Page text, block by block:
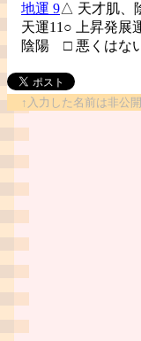
地運 9△ 天才肌、
天運11○ 上昇発展
陰陽 □ 悪くはな
↑入力した名前は非公